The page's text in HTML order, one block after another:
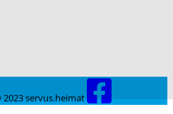
servus.heimat